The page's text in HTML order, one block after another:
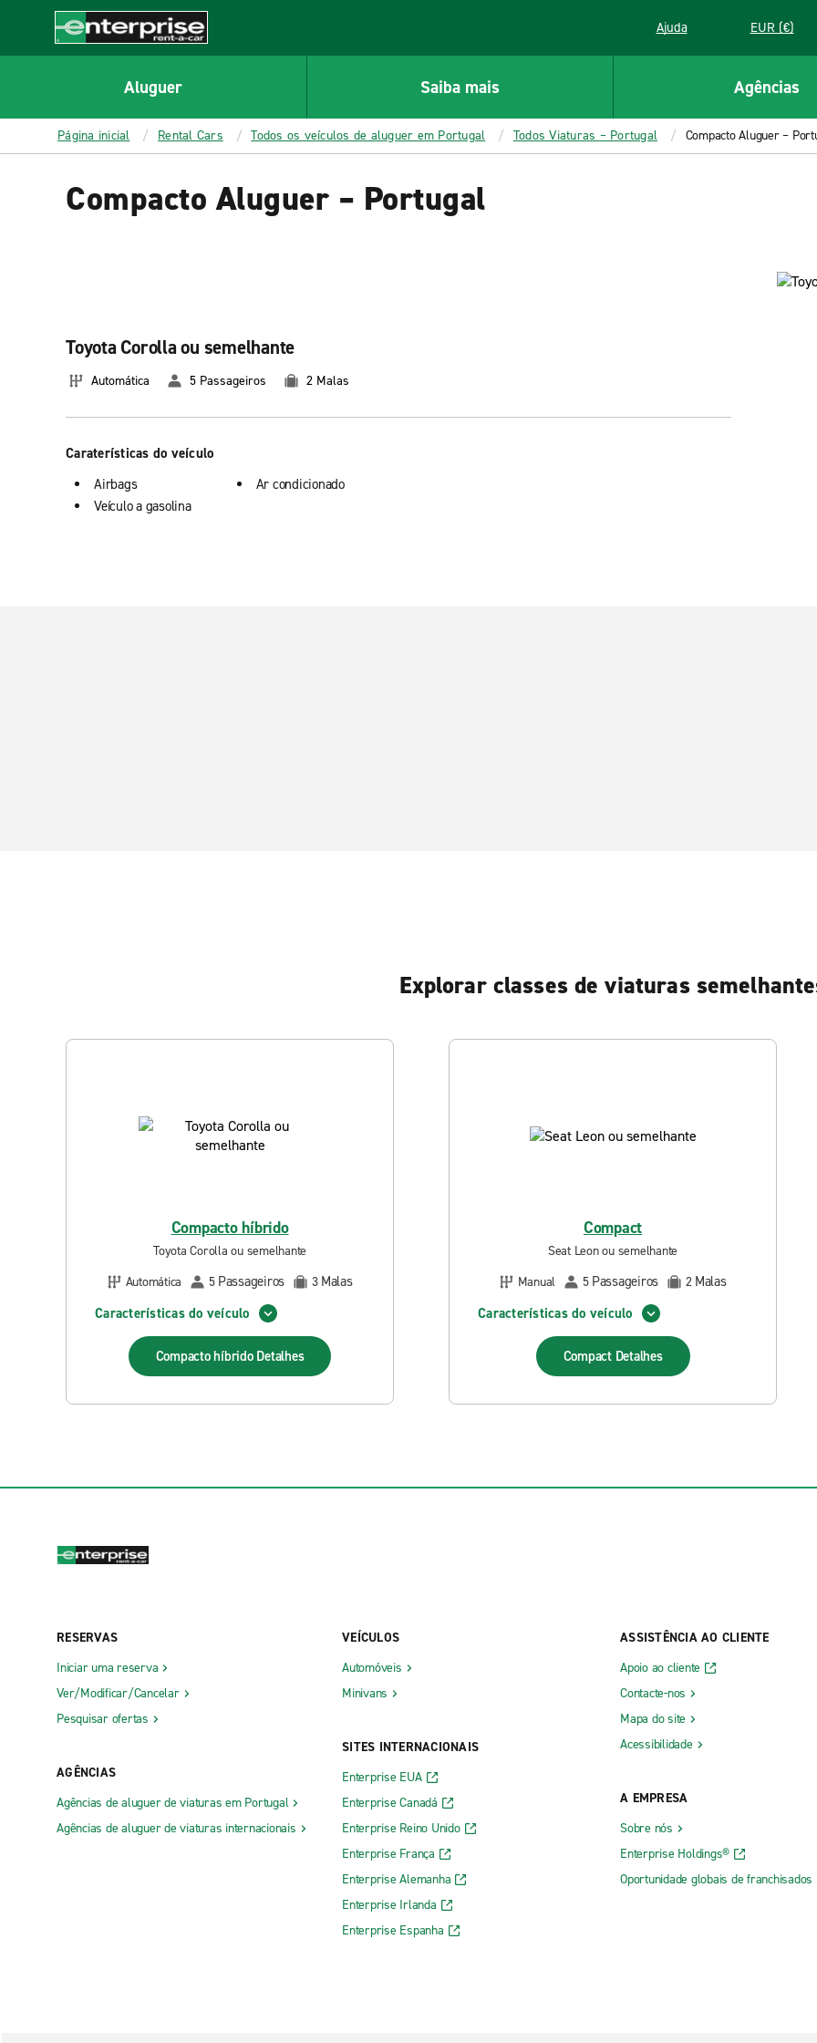
CONTENT
Enterprise
Ajuda EUR (€)
Aluguer Saiba mais Agências
Página inicial Rental Cars Todos os veículos de aluguer em Portugal Todos Viaturas – Portugal Compacto Aluguer –
Compacto Aluguer – Portugal
Toyota Corolla ou semelhante
Automática 5 Passageiros 2 Malas
Caraterísticas do veículo
Airbags
Veículo a gasolina
Ar condicionado
Explorar classes de viaturas
Compacto híbrido
Toyota Corolla ou semelhante
Automática
5 Passageiros 3 Malas
Características do veículo
Compacto híbrido Detalhes
Compact
Seat Leon ou semelhante
Manual
5 Passageiros 2 Malas
Características do veículo
Compact Detalhes
RESERVAS
Iniciar uma reserva
Ver/Modificar/Cancelar
Pesquisar ofertas
AGÊNCIAS
Agências de aluguer de viaturas em Portugal
Agências de aluguer de viaturas internacionais
VEÍCULOS
Automóveis
Minivans
SITES INTERNACIONAIS
Enterprise EUA
Enterprise Canadá
Enterprise Reino Unido
Enterprise França
Enterprise Alemanha
Enterprise Irlanda
Enterprise Espanha
ASSISTÊNCIA AO CLIENTE
Apoio ao cliente
Contacte-nos
Mapa do site
Acessibilidade
A EMPRESA
Sobre nós
Enterprise Holdings®
Oportunidade globais de franchisados